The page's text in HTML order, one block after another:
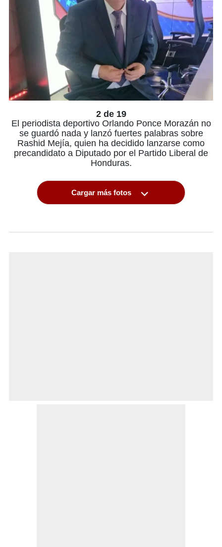
2 de 19
El periodista deportivo Orlando Ponce Morazán no
se guardó nada y lanzó fuertes palabras sobre
Rashid Mejía, quien ha decidido lanzarse como
precandidato a Diputado por el Partido Liberal de
Honduras.
Cargar más fotos